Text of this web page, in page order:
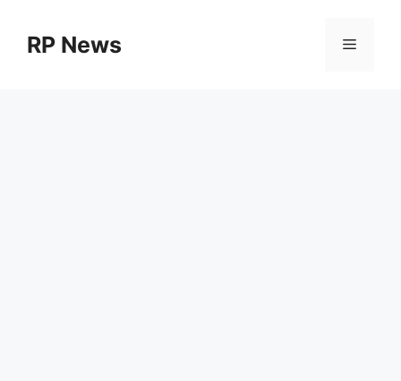
contentRP News Menu